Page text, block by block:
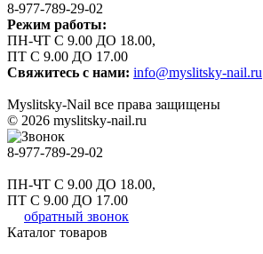
8-977-789-29-02
Режим работы:
ПН-ЧТ С 9.00 ДО 18.00,
ПТ С 9.00 ДО 17.00
Свяжитесь с нами: info@myslitsky-nail.ru
Myslitsky-Nail все права защищены
© 2026 myslitsky-nail.ru
8-977-789-29-02
ПН-ЧТ С 9.00 ДО 18.00,
ПТ С 9.00 ДО 17.00
обратный звонок
Каталог товаров